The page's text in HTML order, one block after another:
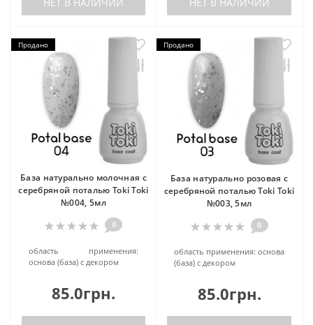
Продано
База натурально молочная с
серебряной поталью Toki Toki
№004, 5мл
0
область применения:
основа (база) c декором
85.0грн.
Продано
База натурально розовая с
серебряной поталью Toki Toki
№003, 5мл
0
область применения: основа
(база) c декором
85.0грн.